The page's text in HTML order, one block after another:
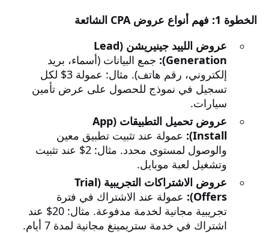
الخطوة 1: فهم أنواع عروض CPA الشائعة
عروض اللييد جينيريشن (Lead
Generation):
جمع البيانات (أسماء، بريد
إلكتروني، رقم هاتف). مثال: عمولة 3$ لكل
تسجيل في نموذج للحصول على عرض تأمين
سيارات.
عروض تحميل التطبيقات (App
Install):
عمولة عند تثبيت تطبيق معين
والوصول لمستوى محدد. مثال: 2$ عند تثبيت
وتشغيل لعبة موبايل.
عروض الاشتراكات التجريبية (Trial
Offers):
عمولة عند الاشتراك في فترة
تجريبية مجانية لخدمة مدفوعة. مثال: 20$ عند
اشتراك في خدمة ستريمينغ مجانية لمدة 7 أيام.